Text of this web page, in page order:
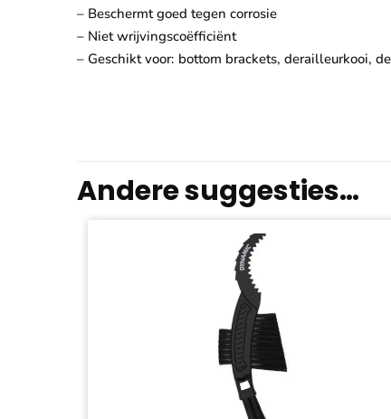
– Beschermt goed tegen corrosie
– Niet wrijvingscoëfficiënt
– Geschikt voor: bottom brackets, derailleurkooi,
Andere suggesties…